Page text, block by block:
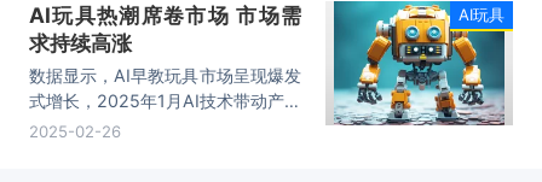
AI玩具热潮席卷市场 市场需
求持续高涨
数据显示，AI早教玩具市场呈现爆发
式增长，2025年1月AI技术带动产品
销量环比增长达6倍。
2025-02-26
AI玩具